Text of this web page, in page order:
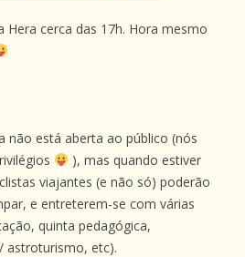
Hera cerca das 17h. Hora mesmo
não está aberta ao público (nós
), mas quando estiver
viajantes (e não só) poderão
e entreterem-se com várias
quinta pedagógica,
astroturismo, etc).